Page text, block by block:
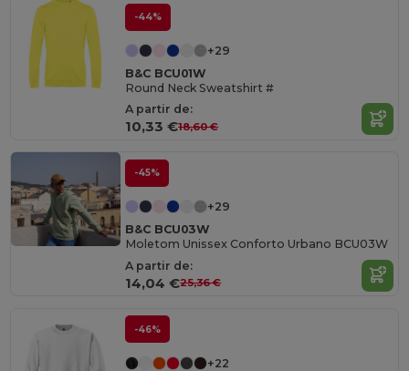
-44%
+29
B&C BCU01W
Round Neck Sweatshirt #
A partir de:
10,33 €18,60 €
-45%
+29
B&C BCU03W
Moletom Unissex Conforto Urbano BCU03W
A partir de:
14,04 €25,36 €
-46%
+22